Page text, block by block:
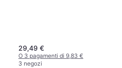
29,49 €
O 3 pagamenti di 9,83 €
3 negozi